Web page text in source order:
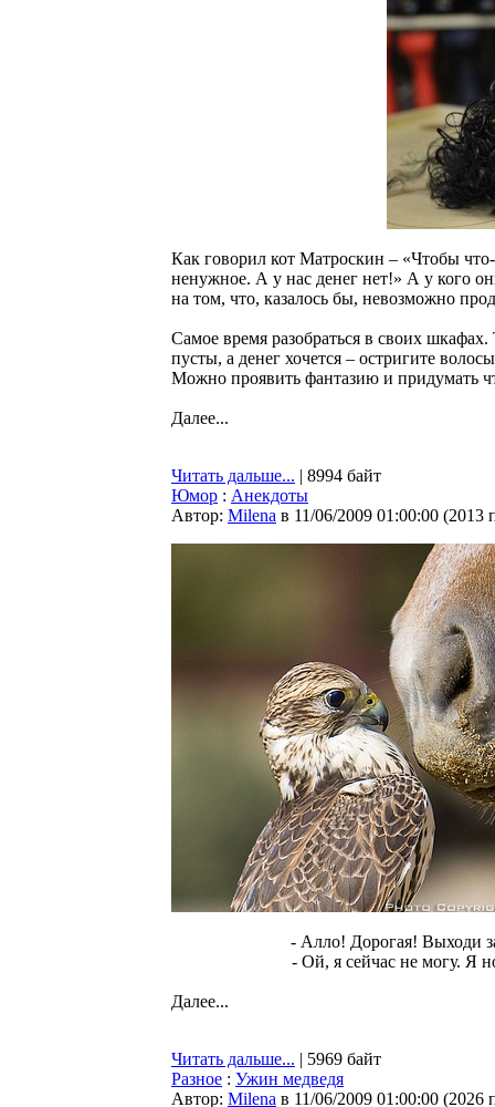
Как говорил кот Матроскин – «Чтобы
ненужное. А у нас денег нет!» А у кого
на том, что, казалось бы, невозможно
Самое время разобраться в своих
пусты, а денег хочется – остригите
Можно проявить фантазию и придумать
Далее...
Читать дальше... | 8994 байт
Юмор : Анекдоты
Автор: Milena в 11/06/2009 01:00:00 (2013
- Алло! Дорогая! Выходи
- Ой, я сейчас не могу. Я
Далее...
Читать дальше... | 5969 байт
Разное : Ужин медведя
Автор: Milena в 11/06/2009 01:00:00 (2026